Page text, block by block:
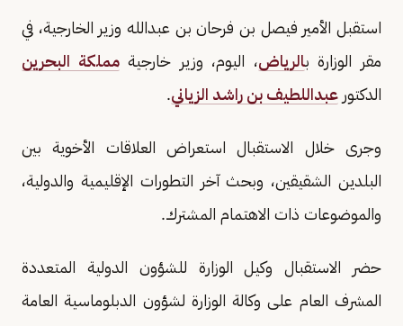
استقبل الأمير فيصل بن فرحان بن عبدالله وزير الخارجية، في
مقر الوزارة بالرياض، اليوم، وزير خارجيةمملكة البحرين
الدكتور عبداللطيف بن راشد الزياني.
وجرى خلال الاستقبال استعراض العلاقات الأخوية بين
البلدين الشقيقين، وبحث آخر التطورات الإقليمية والدولية،
والموضوعات ذات الاهتمام المشترك.
حضر الاستقبال وكيل الوزارة للشؤون الدولية المتعددة
المشرف العام على وكالة الوزارة لشؤون الدبلوماسية العامة